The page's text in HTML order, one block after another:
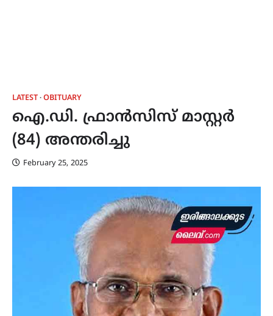
LATEST OBITUARY
ഐ.ഡി. ഫ്രാൻസിസ് മാസ്റ്റർ
(84) അന്തരിച്ചു
February 25, 2025